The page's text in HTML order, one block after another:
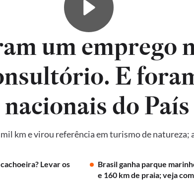
um emprego
E
do País
km e virou referência em turismo de natureza;
Levar os
Brasil ganha parque
e 160 km de praia; veja